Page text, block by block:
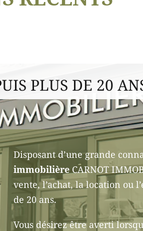
PLUS DE 20
Disposant d’une grande
immobilièreCARNOT
vente, l’achat, la location ou
de 20 ans.
Vous désirez être averti